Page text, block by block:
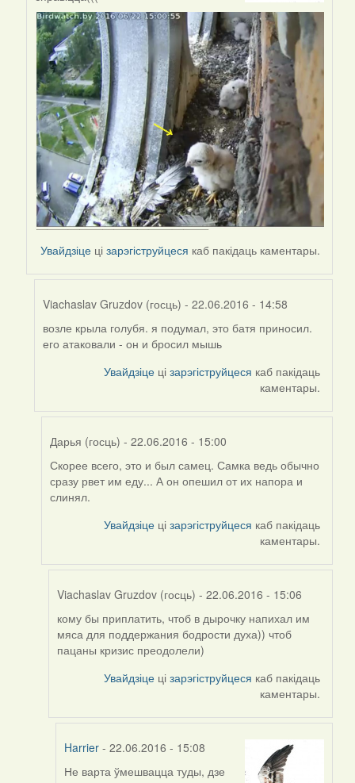
by
Ирина
(госць)
Увайдзіце цізарэгіструйцеся каб пакідаць каментары.
Viachaslav Gruzdov (госць) - 22.06.2016 - 14:58
In
reply
возле крыла голубя. я подумал, это батя приносил.
его атаковали - он и бросил мышь
Увайдзіце цізарэгіструйцеся каб пакідаць
каментары.
Дарья (госць) - 22.06.2016 - 15:00
In
reply
to
(госць)
Скорее всего, это и был самец. Самка ведь обычно
сразу рвет им еду... А он опешил от их напора и
слинял.
Увайдзіце цізарэгіструйцеся каб пакідаць
каментары.
Viachaslav Gruzdov (госць) - 22.06.2016 - 15:06
In
reply
to
кому бы приплатить, чтоб в дырочку напихал им
мяса для поддержания бодрости духа)) чтоб
пацаны кризис преодолели)
Увайдзіце цізарэгіструйцеся каб пакідаць
каментары.
Harrier - 22.06.2016 - 15:08
In
Не варта ўмешвацца туды, дзе